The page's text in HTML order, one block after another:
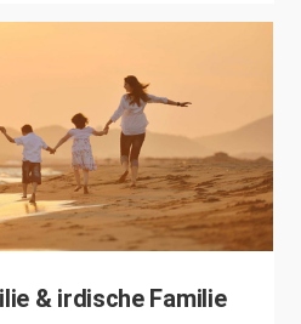
& irdische Familie